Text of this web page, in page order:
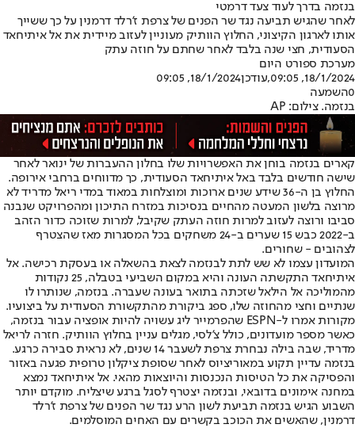
בנזמה בדרך לעוד צעד דרמטי
לאחר שהגיש תביעה נגד שר הפנים של צרפת ז'רלד דרמנין על כך ששייך
אותו לארגון הקיצוני, החלוץ הוותיק מעוניין לעזוב מיידית את אל איתיחאד
הסעודית, חצי שנה בלבד לאחר שחתם על חוזה עתק
מערכת ספורט היום
18/1/2024, 09:05
,עודכן18/1/2024, 09:05
0השמעה
בנזמה. צילום: AP
קארים בנזמה בוחן את האפשרויות שלו בחלון ההעברות של ינואר לאחר
שישה חודשים בלבד באל איתיחאד הסעודית, כך מדווחים ברחבי אירופה.
החלוץ בן ה-36 שידע שנים ארוכות ומוצלחות במאוד במדי ריאל מדריד לא
מרוצה בלשון המעטה מהחיים בנסיכות במזרח התיכון ומהפרויקט שנבנה
סביבו ורוצה לעזוב למרות חוזה העתק שקיבל, למרות שזוכה כדור הזהב
ב-2022 כבש 15 שערים ב-24 משחקים בכל המסגרות מאז שהצטרף
לצהובים - שחורים.
המועדון עצמו לא שש לתת לבנזמה לצאת בהשאלה או בעסקת רכישה. אל
איתיחאד התקשתה העונה והיא במקום השביעי בטבלה, 25 נקודות
מהמוליכה אל הילאל שזכתה בתואר בעונה שעברה. בנזמה, שנותרו לו
שנתיים וחצי מהחוזה שלו, ספג ביקורת מהתקשורת הסעודית על ביצועיו.
מקורות אמרו ל-ESPN שהפרמייר ליג עשויה להיות אופציה עבור בנזמה,
כאשר מספר מועדונים, כולל צ'לסי, מגלים עניין בחלוץ הוותיק. חזרה לריאל
מדריד, שבה בילה נבחרת צרפת לשעבר 14 שנים, לא נראית סבירה כרגע.
בנזמה עדיין תקוע במאוריציוס לאחר שסופת ציקלון טרופית פגעה באזור
והפסיקה את כל הטיסות הנכנסות והיוצאות מהאי. אל איתיחאד נמצא
במחנה אימונים בדובאי, ובנזמה יצטרף לסגל ברגע שיצליח. מוקדם יותר
השבוע הגיש בנזמה תביעת לשון הרע נגד שר הפנים של צרפת ז'רלד
דרמנין, שהאשים את הכוכב בקשרים עם האחים המוסלמים.